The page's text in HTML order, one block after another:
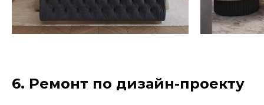
6. Ремонт по дизайн-проекту